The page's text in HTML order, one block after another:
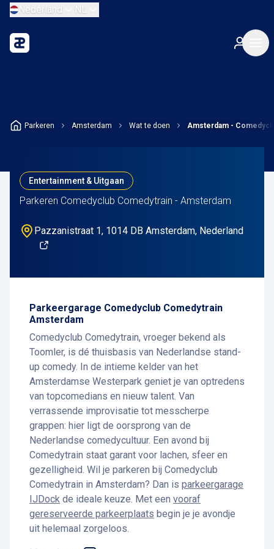
Nederland NL
Parkeren Amsterdam Wat te doen Amsterdam -
Entertainment & Uitgaan
Parkeren Comedyclub Comedytrain - Amsterdam
Pazzanistraat 1, 1014 DB Amsterdam, Nederland
Parkeergarage Comedyclub Comedytrain
Amsterdam
Comedyclub Comedytrain, vroeger bekend als
Toomler, is dé thuisbasis van Nederlandse stand-
up comedy. In de intieme kelder van het
Amsterdamse Westerpark geniet je van optredens
van topcomedians en nieuw talent. Van
verrassende improvisatie tot messcherpe
grappen: hier ligt de oorsprong van de
Nederlandse comedycultuur. Een avond bij
Comedytrain staat garant voor lachen, sfeer en
gezelligheid. Wil je parkeren bij Comedyclub
Comedytrain in Amsterdam? Dan is parkeergarage
IJDock de ideale keuze. Met een vooraf
gereserveerde parkeerplaats begin je je avondje
uit helemaal zorgeloos.